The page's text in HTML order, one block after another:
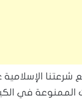
شرعتنا
الممنوعة في